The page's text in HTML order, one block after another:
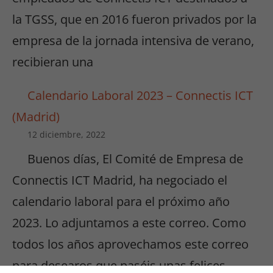
la TGSS, que en 2016 fueron privados por la
empresa de la jornada intensiva de verano,
recibieran una
Calendario Laboral 2023 – Connectis ICT
(Madrid)
12 diciembre, 2022
Buenos días, El Comité de Empresa de
Connectis ICT Madrid, ha negociado el
calendario laboral para el próximo año
2023. Lo adjuntamos a este correo. Como
todos los años aprovechamos este correo
para desearos que paséis unas felices